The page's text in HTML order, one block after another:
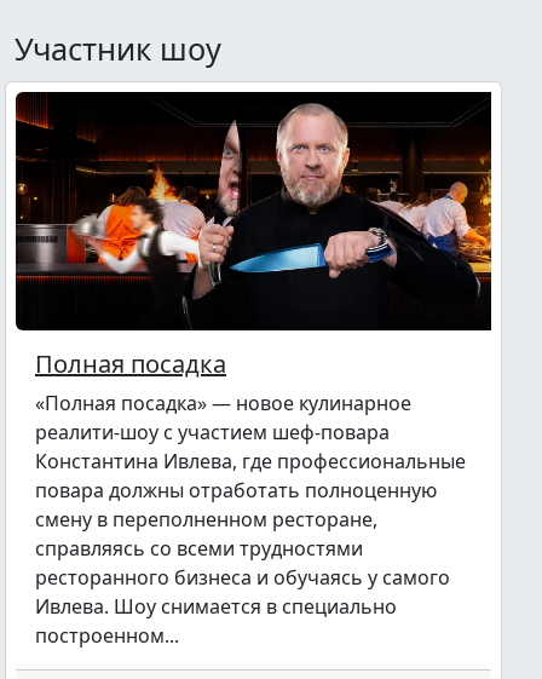
Участник шоу
Полная посадка
«Полная посадка» — новое кулинарное
реалити-шоу с участием шеф-повара
Константина Ивлева, где профессиональные
повара должны отработать полноценную
смену в переполненном ресторане,
справляясь со всеми трудностями
ресторанного бизнеса и обучаясь у самого
Ивлева. Шоу снимается в специально
построенном...